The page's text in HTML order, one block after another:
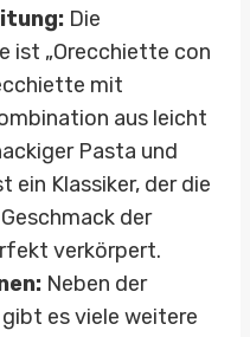
Die
ist „Orecchiette con
mit
aus leicht
Pasta und
ein Klassiker, der die
der
verkörpert.
Neben der
es viele weitere